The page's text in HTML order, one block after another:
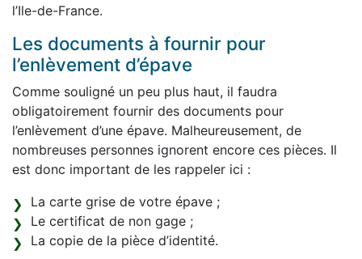
l’Ile-de-France.
Les documents à fournir pour
l’enlèvement d’épave
Comme souligné un peu plus haut, il faudra
obligatoirement fournir des documents pour
l’enlèvement d’une épave. Malheureusement, de
nombreuses personnes ignorent encore ces pièces. Il
est donc important de les rappeler ici :
La carte grise de votre épave ;
Le certificat de non gage ;
La copie de la pièce d’identité.